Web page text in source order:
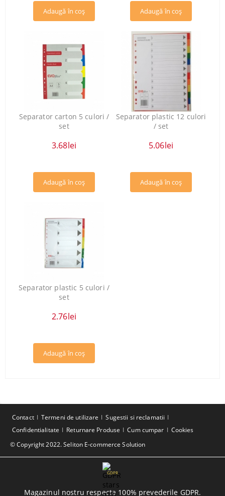
Separator carton 5 culori /
set
3.68lei
Separator plastic 12 culori
/ set
5.06lei
Separator plastic 5 culori /
set
2.76lei
© Copyright 2022. Seliton E-commerce Solution
Contact Termeni de utilizare
Sugestii si reclamatii
Confidentialitate
Returnare Produse Cum cumpar Cookies
GDPR
Magazinul nostru respecta 100% prevederile GDPR.